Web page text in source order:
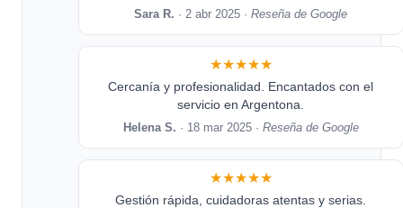
Sara R. · 2 abr 2025 ·Reseña de Google
★★★★★
Cercanía y profesionalidad. Encantados con el
servicio en Argentona.
Helena S. · 18 mar 2025 · Reseña de Google
★★★★★
Gestión rápida, cuidadoras atentas y serias.